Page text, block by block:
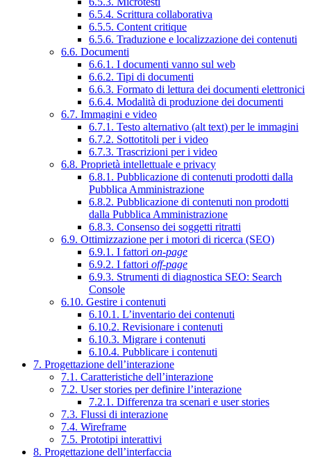
6.5.4. Scrittura collaborativa
6.5.5. Content critique
6.5.6. Traduzione e localizzazione dei contenuti
6.6. Documenti
6.6.1. I documenti vanno sul web
6.6.2. Tipi di documenti
6.6.3. Formato di lettura dei documenti elettronici
6.6.4. Modalità di produzione dei documenti
6.7. Immagini e video
6.7.1. Testo alternativo (alt text) per le immagini
6.7.2. Sottotitoli per i video
6.7.3. Trascrizioni per i video
6.8. Proprietà intellettuale e privacy
6.8.1. Pubblicazione di contenuti prodotti dalla
Pubblica Amministrazione
6.8.2. Pubblicazione di contenuti non prodotti
dalla Pubblica Amministrazione
6.8.3. Consenso dei soggetti ritratti
6.9. Ottimizzazione per i motori di ricerca (SEO)
6.9.1. I fattori on-page
6.9.2. I fattori off-page
6.9.3. Strumenti di diagnostica SEO: Search
Console
6.10. Gestire i contenuti
6.10.1. L’inventario dei contenuti
6.10.2. Revisionare i contenuti
6.10.3. Migrare i contenuti
6.10.4. Pubblicare i contenuti
7. Progettazione dell’interazione
7.1. Caratteristiche dell’interazione
7.2. User stories per definire l’interazione
7.2.1. Differenza tra scenari e user stories
7.3. Flussi di interazione
7.4. Wireframe
7.5. Prototipi interattivi
8. Progettazione dell’interfaccia